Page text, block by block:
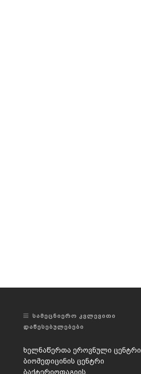
ᲡᲐᲛᲔᲪᲜᲘᲔᲠᲝ ᲙᲕᲚᲔᲕᲘᲗᲘ
ᲓᲐᲬᲔᲡᲔᲑᲣᲚᲔᲑᲔᲑᲘ
ხელნაწერთა ეროვნული ცენტრი
ბიომედიცინის ცენტრი
ბაქტერიოფაგიის,